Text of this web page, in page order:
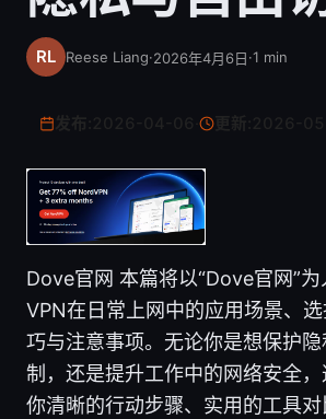
Reese Liang·2026年4月6日·1 min
更新:
Dove官网 本篇将以“Dove官网”
VPN在日常上网中的应用场景、
巧与注意事项。无论你是想保护
制，还是提升工作中的网络安全
你清晰的行动步骤、实用的工具对